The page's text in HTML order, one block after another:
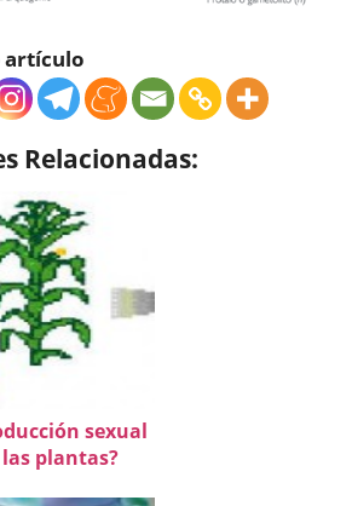
artículo
Relacionadas:
sexual
plantas?